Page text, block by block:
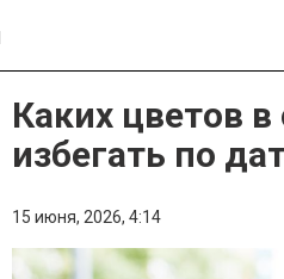
Каких цветов
избегать по
15 июня, 2026, 4:14